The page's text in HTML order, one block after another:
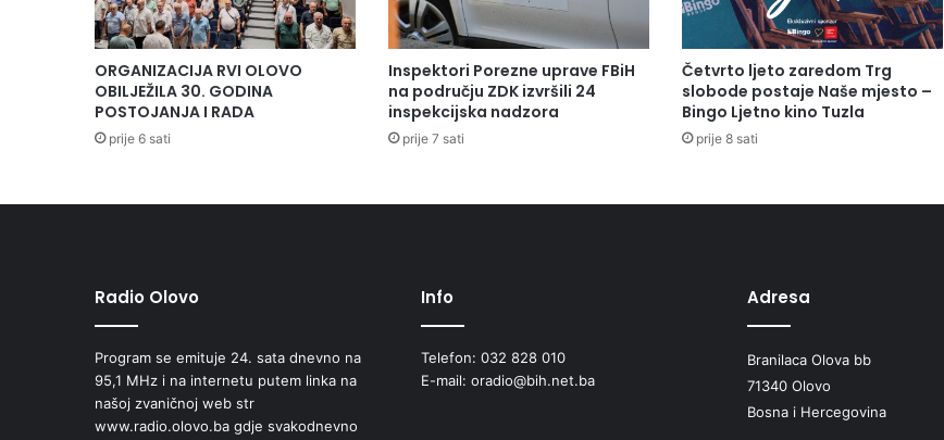
ORGANIZACIJA RVI OLOVO
OBILJEŽILA 30. GODINA
POSTOJANJA I RADA
prije 6 sati
Inspektori Porezne uprave FBiH
na području ZDK izvršili 24
inspekcijska nadzora
prije 7 sati
Četvrto ljeto zaredom Trg
slobode postaje Naše mjesto –
Bingo Ljetno kino Tuzla
prije 8 sati
Radio Olovo
Program se emituje 24. sata dnevno na
95,1 MHz i na internetu putem linka na
našoj zvaničnoj web str
www.radio.olovo.ba gdje svakodnevno
Info
Telefon: 032 828 010
E-mail: oradio@bih.net.ba
Adresa
Branilaca Olova bb
71340 Olovo
Bosna i Hercegovina